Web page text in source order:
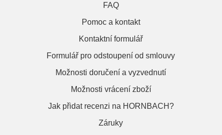
FAQ
Pomoc a kontakt
Kontaktní formulář
Formulář pro odstoupení od smlouvy
Možnosti doručení a vyzvednutí
Možnosti vrácení zboží
Jak přidat recenzi na HORNBACH?
Záruky